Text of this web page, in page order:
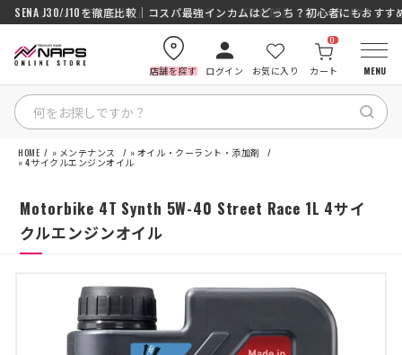
ナップス「究-KIWAMI-」ガラスコーティング徹底解説【撥水×高耐久】
SENA J30/J10を徹底比較｜コスパ最強インカムはどっち？初心者にもおすす
店舗を探す ログイン お気に入り カート
0
MENU
HOME
カテゴリから探す
HOME » メンテナンス » オイル・クーラント・添加剤
» 4サイクルエンジンオイル
Motorbike 4T Synth 5W-40 Street Race 1L 4サイ
クルエンジンオイル